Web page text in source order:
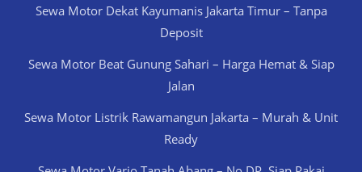
Sewa Motor Dekat Kayumanis Jakarta Timur – Tanpa
Deposit
Sewa Motor Beat Gunung Sahari – Harga Hemat & Siap
Jalan
Sewa Motor Listrik Rawamangun Jakarta – Murah & Unit
Ready